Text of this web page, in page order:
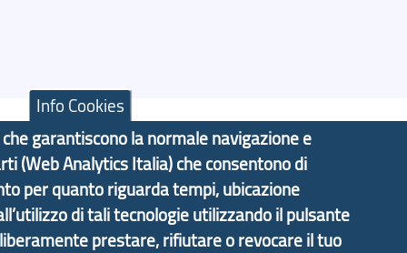
Area Riservata
Info Cookies
garantiscono la normale navigazione e
(Web Analytics Italia) che consentono di
per quanto riguarda tempi, ubicazione
di tali tecnologie utilizzando il pulsante
prestare, rifiutare o revocare il tuo